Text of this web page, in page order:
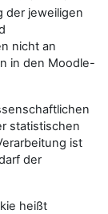
der jeweiligen
nicht an
in den Moodle-
statistischen
ist
der
heißt